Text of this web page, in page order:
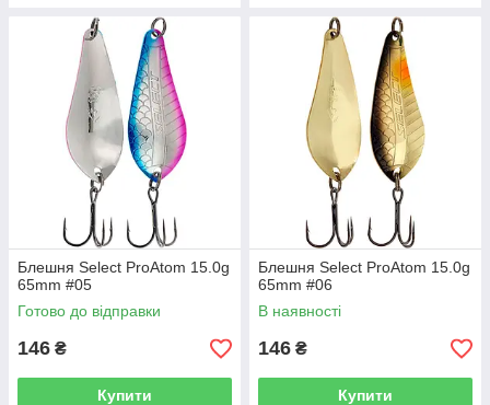
Блешня Select ProAtom 15.0g
65mm #05
Готово до відправки
146 ₴
Купити
Блешня Select ProAtom 15.0g
65mm #06
В наявності
146 ₴
Купити